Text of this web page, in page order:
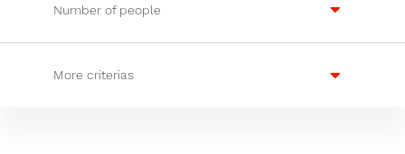
Number of people
More criterias